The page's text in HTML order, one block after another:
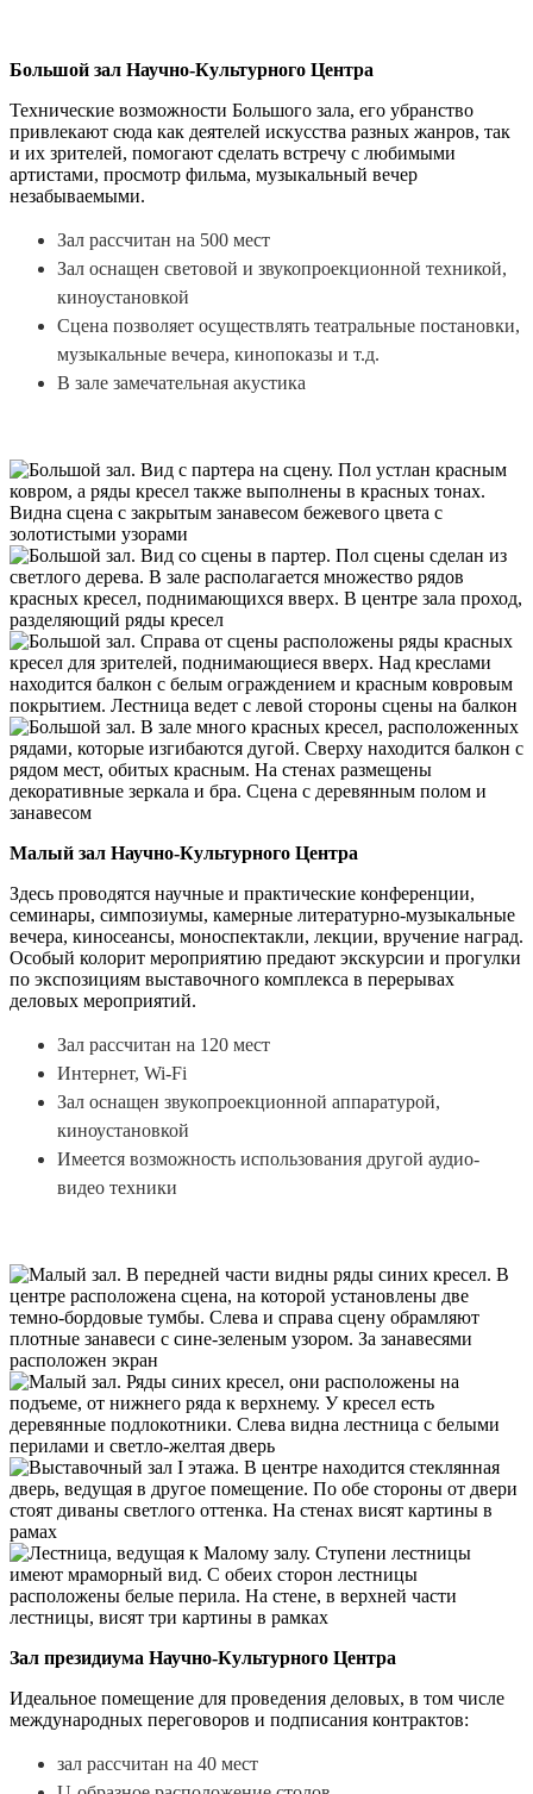
Большой зал Научно-Культурного Центра
Технические возможности Большого зала, его убранство
привлекают сюда как деятелей искусства разных жанров, так
и их зрителей, помогают сделать встречу с любимыми
артистами, просмотр фильма, музыкальный вечер
незабываемыми.
Зал рассчитан на 500 мест
Зал оснащен световой и звукопроекционной техникой,
киноустановкой
Сцена позволяет осуществлять театральные постановки,
музыкальные вечера, кинопоказы и т.д.
В зале замечательная акустика
Малый зал Научно-Культурного Центра
Здесь проводятся научные и практические конференции,
семинары, симпозиумы, камерные литературно-музыкальные
вечера, киносеансы, моноспектакли, лекции, вручение наград.
Особый колорит мероприятию предают экскурсии и прогулки
по экспозициям выставочного комплекса в перерывах
деловых мероприятий.
Зал рассчитан на 120 мест
Интернет, Wi-Fi
Зал оснащен звукопроекционной аппаратурой,
киноустановкой
Имеется возможность использования другой аудио-
видео техники
Зал президиума Научно-Культурного Центра
Идеальное помещение для проведения деловых, в том числе
международных переговоров и подписания контрактов:
зал рассчитан на 40 мест